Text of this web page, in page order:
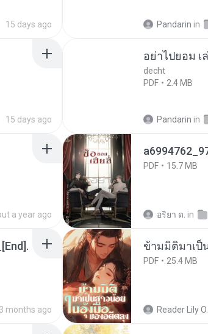
15 days ago Pandarin in
15 days ago
อย่าไปยอม เ
decht
PDF
2.4 MB
Pandarin in
a year ago
PDF 15.7 MB
อริยา ด. in
3 months ago
ข้ามมิติมาเป็
PDF 25.4 MB
Reader Lily O.